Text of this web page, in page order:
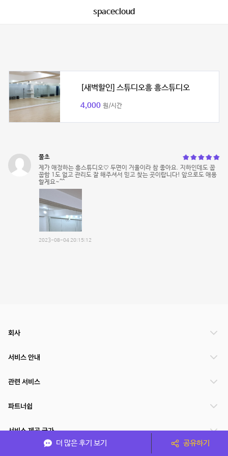
spacecloud
[새벽할인] 스튜디오흥 흥스튜디오
4,000 원/시간
풀초
제가 애정하는 흥스튜디오♡ 두면이 거울이라 참 좋아요. 지하인데도 꿉
꿉함 1도 없고 관리도 잘 해주셔서 믿고 찾는 곳이랍니다! 앞으로도 애용
할게요~^^
2023-08-04 20:15:12
더 많은 후기 보기 공유하기
회사
서비스 안내
관련 서비스
파트너쉽
서비스 제공 국가